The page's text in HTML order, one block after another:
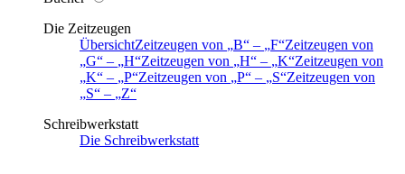
Die Zeitzeugen
ÜbersichtZeitzeugen von B – F Zeitzeugen von
G
– H Zeitzeugen von H – K Zeitzeugen von
K
– P Zeitzeugen von P – S Zeitzeugen von
S
–
Z
Schreibwerkstatt
Die Schreibwerkstatt